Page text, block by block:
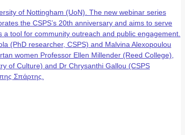
of Nottingham (UoN). The new webinar series
the CSPS’s 20th anniversary and aims to serve
tool for community outreach and public engagement.
(PhD researcher, CSPS) and Malvina Alexopoulou
women Professor Ellen Millender (Reed College),
of Culture) and Dr Chrysanthi Gallou (CSPS
Σπάρτης.